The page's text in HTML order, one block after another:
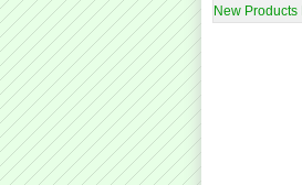
New Products